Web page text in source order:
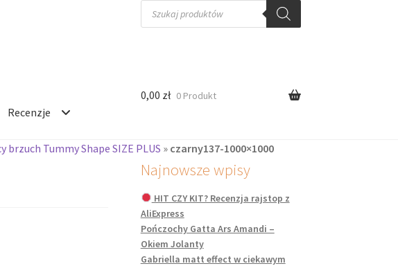
Wyszukiwarka
produktów
Recenzje
0,00 zł 0 Produkt
Tummy Shape SIZE PLUS » czarny137-1000×1000
Najnowsze wpisy
HIT CZY KIT? Recenzja rajstop z
AliExpress
Pończochy Gatta Ars Amandi –
Okiem Jolanty
Gabriella matt effect w ciekawym